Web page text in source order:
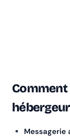
Comment
Messagerie